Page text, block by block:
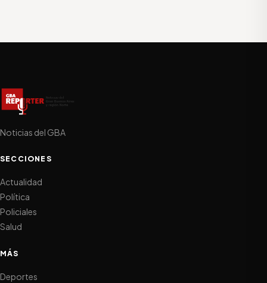
Noticias del GBA
SECCIONES
Actualidad
Política
Policiales
Salud
MÁS
Deportes